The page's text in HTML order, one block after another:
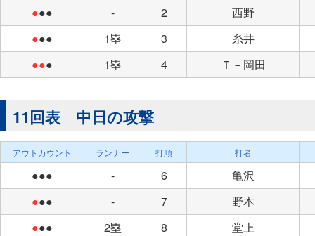
●●● - 2
西野
●●● 1塁 3
糸井
●●● 1塁 4 Ｔ－岡田
11回表 中日の攻撃
アウトカウント ランナー 打順 打者
●●● - 6
亀沢
●●● - 7
野本
●●● 2塁 8
堂上